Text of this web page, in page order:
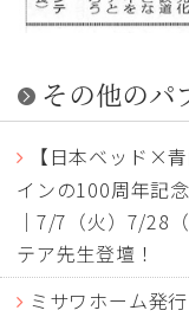
その他のパ
【日本ベッド×
インの100周年記
｜7/7（火）7/28
テア先生登壇！
ミサワホーム発